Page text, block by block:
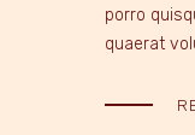
porro
quaerat